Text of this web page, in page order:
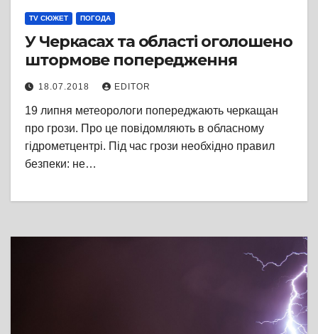
TV СЮЖЕТ ПОГОДА
У Черкасах та області оголошено
штормове попередження
18.07.2018 EDITOR
19 липня метеорологи попереджають черкащан
про грози. Про це повідомляють в обласному
гідрометцентрі. Під час грози необхідно правил
безпеки: не…